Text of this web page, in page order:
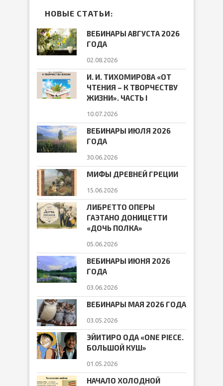
НОВЫЕ СТАТЬИ:
ВЕБИНАРЫ АВГУСТА 2026
ГОДА
02.08.2026
И. И. ТИХОМИРОВА «ОТ
ЧТЕНИЯ – К ТВОРЧЕСТВУ
ЖИЗНИ». ЧАСТЬ I
10.07.2026
ВЕБИНАРЫ ИЮЛЯ 2026
ГОДА
30.06.2026
МИФЫ ДРЕВНЕЙ ГРЕЦИИ
15.06.2026
ЛИБРЕТТО ОПЕРЫ
ГАЭТАНО ДОНИЦЕТТИ
«ДОЧЬ ПОЛКА»
05.06.2026
ВЕБИНАРЫ ИЮНЯ 2026
ГОДА
03.06.2026
ВЕБИНАРЫ МАЯ 2026 ГОДА
03.05.2026
ЭЙИТИРО ОДА «ONE PIECE.
БОЛЬШОЙ КУШ»
01.05.2026
НАЧАЛО ХОЛОДНОЙ